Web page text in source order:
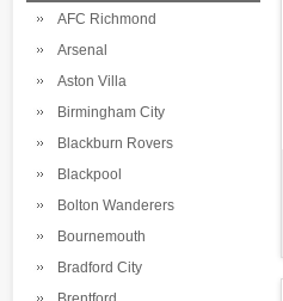
AFC Richmond
Arsenal
Aston Villa
Birmingham City
Blackburn Rovers
Blackpool
Bolton Wanderers
Bournemouth
Bradford City